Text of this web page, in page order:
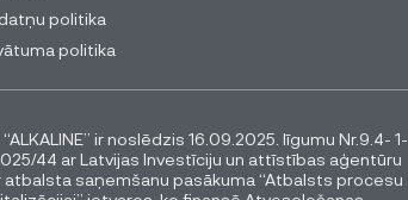
politika
politika
“ALKALINE” ir noslēdzis 16.09.2025. līgumu Nr.9.4- 1-
44 ar Latvijas Investīciju un attīstības aģentūru
atbalsta saņemšanu pasākuma “Atbalsts procesu